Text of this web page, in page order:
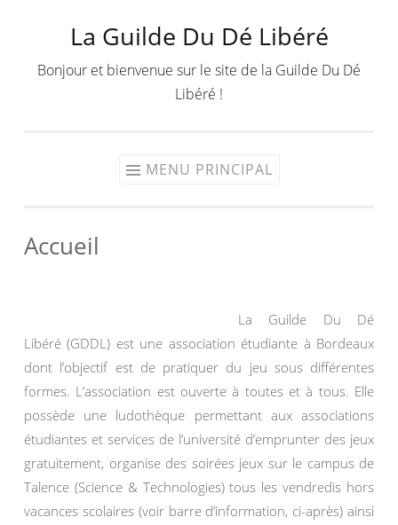
contenu
La Guilde Du Dé Libéré
Bonjour et bienvenue sur le site de la Guilde Du Dé
Libéré !
MENU PRINCIPAL
Accueil
La Guilde Du Dé
Libéré (GDDL) est une association étudiante à Bordeaux
dont l’objectif est de pratiquer du jeu sous différentes
formes. L’association est ouverte à toutes et à tous. Elle
possède une ludothèque permettant aux associations
étudiantes et services de l’université d’emprunter des jeux
gratuitement, organise des soirées jeux sur le campus de
Talence (Science & Technologies) tous les vendredis hors
vacances scolaires (voir barre d’information, ci-après) ainsi